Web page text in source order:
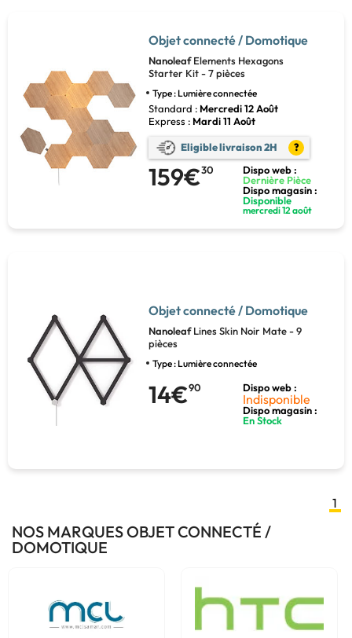
Objet connecté / Domotique
NanoleafElements Hexagons
Starter Kit - 7 pièces
Type : Lumière connectée
Standard : Mercredi 12 Août
Express : Mardi 11 Août
Eligible livraison 2H ?
159€30
Dispo web :
Dernière Pièce
Dispo magasin :
Disponible
mercredi 12 août
Objet connecté / Domotique
NanoleafLines Skin Noir Mate - 9
pièces
Type : Lumière connectée
14€90 Dispo web :
Indisponible
Dispo magasin :
En Stock
1
NOS MARQUES OBJET CONNECTÉ /
DOMOTIQUE